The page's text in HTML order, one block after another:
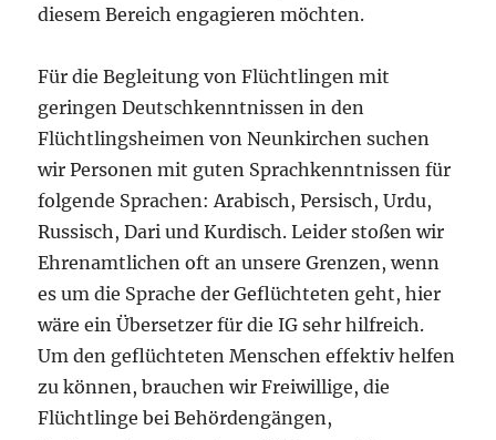
diesem Bereich engagieren möchten.
Für die Begleitung von Flüchtlingen mit
geringen Deutschkenntnissen in den
Flüchtlingsheimen von Neunkirchen suchen
wir Personen mit guten Sprachkenntnissen für
folgende Sprachen: Arabisch, Persisch, Urdu,
Russisch, Dari und Kurdisch. Leider stoßen wir
Ehrenamtlichen oft an unsere Grenzen, wenn
es um die Sprache der Geflüchteten geht, hier
wäre ein Übersetzer für die IG sehr hilfreich.
Um den geflüchteten Menschen effektiv helfen
zu können, brauchen wir Freiwillige, die
Flüchtlinge bei Behördengängen,